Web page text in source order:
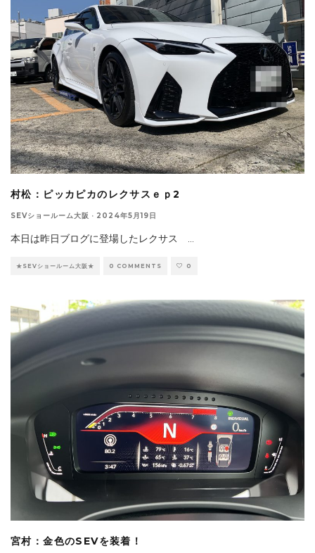
村松：ピッカピカのレクサスｅｐ2
SEVショールーム大阪 · 2024年5月19日
本日は昨日ブログに登場したレクサス
★SEVショールーム大阪★ 0 COMMENTS 0
宮村：金色のSEVを装着！